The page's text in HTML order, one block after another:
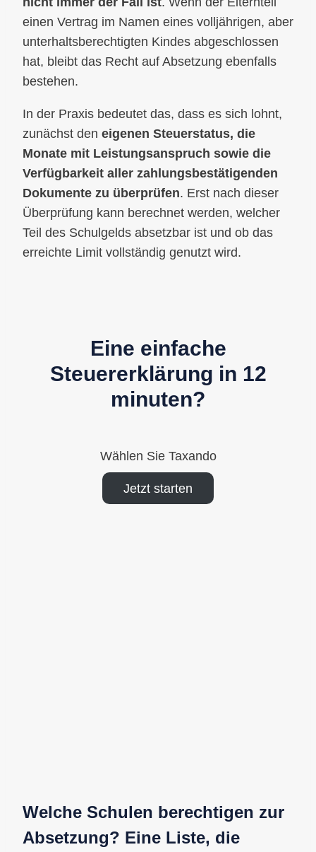
einen Vertrag im Namen eines volljährigen, aber
unterhaltsberechtigten Kindes abgeschlossen
hat, bleibt das Recht auf Absetzung ebenfalls
bestehen.
In der Praxis bedeutet das, dass es sich lohnt,
zunächst den eigenen Steuerstatus, die
Monate mit Leistungsanspruch sowie die
Verfügbarkeit aller zahlungsbestätigenden
Dokumente zu überprüfen. Erst nach dieser
Überprüfung kann berechnet werden, welcher
Teil des Schulgelds absetzbar ist und ob das
erreichte Limit vollständig genutzt wird.
Eine einfache
Steuererklärung in 12
minuten?
Wählen Sie Taxando
Jetzt starten
Welche Schulen berechtigen zur
Absetzung? Eine Liste, die